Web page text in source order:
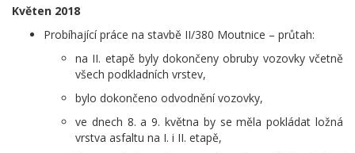
Květen 2018
Probíhající práce na stavbě II/380 Moutnice – průtah:
na II. etapě byly dokončeny obruby vozovky včetně
všech podkladních vrstev,
bylo dokončeno odvodnění vozovky,
ve dnech 8. a 9. května by se měla pokládat ložná
vrstva asfaltu na I. i II. etapě,